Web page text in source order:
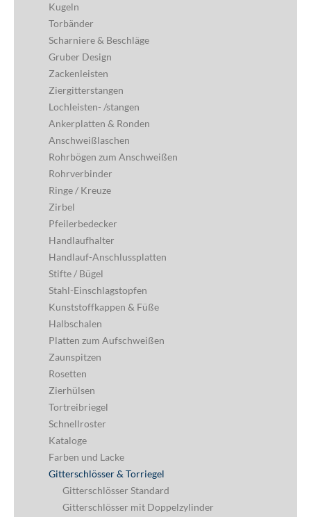
Kugeln
Torbänder
Scharniere & Beschläge
Gruber Design
Zackenleisten
Ziergitterstangen
Lochleisten- /stangen
Ankerplatten & Ronden
Anschweißlaschen
Rohrbögen zum Anschweißen
Rohrverbinder
Ringe / Kreuze
Zirbel
Pfeilerbedecker
Handlaufhalter
Handlauf-Anschlussplatten
Stifte / Bügel
Stahl-Einschlagstopfen
Kunststoffkappen & Füße
Halbschalen
Platten zum Aufschweißen
Zaunspitzen
Rosetten
Zierhülsen
Tortreibriegel
Schnellroster
Kataloge
Farben und Lacke
Gitterschlösser & Torriegel
Gitterschlösser Standard
Gitterschlösser mit Doppelzylinder